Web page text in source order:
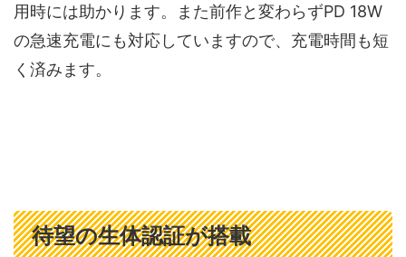
用時には助かります。また前作と変わらずPD 18W
の急速充電にも対応していますので、充電時間も短
く済みます。
待望の生体認証が搭載